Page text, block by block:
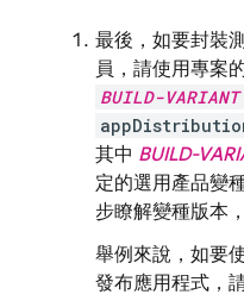
最後，如要封裝
員，請使用專案
BUILD-VARIANT
其中 BUILD-
定的選用產品變
步瞭解變種版本
舉例來說，如要
發布應用程式，